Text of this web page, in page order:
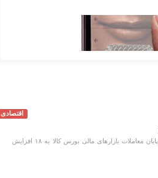
اقتصادی
بورس کالای ایران در اطلاعیه‌ای اعلام کرد: ساعت پایان معاملات بازار‌های مالی بورس کالا به ۱۸ افزایش